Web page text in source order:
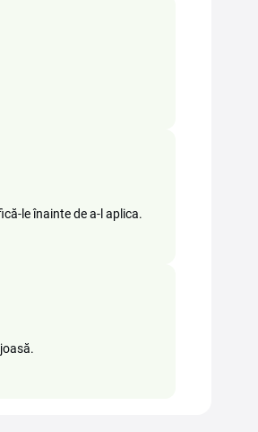
le înainte de a-l aplica.